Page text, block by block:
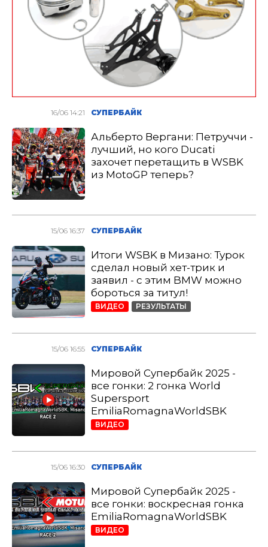
16/06 14:21 СУПЕРБАЙК
Альберто Вергани: Петруччи -
лучший, но кого Ducati
захочет перетащить в WSBK
из MotoGP теперь?
15/06 16:37 СУПЕРБАЙК
Итоги WSBK в Мизано: Турок
сделал новый хет-трик и
заявил - с этим BMW можно
бороться за титул!
ВИДЕО РЕЗУЛЬТАТЫ
15/06 16:55 СУПЕРБАЙК
Мировой Супербайк 2025 -
все гонки: 2 гонка World
Supersport
EmiliaRomagnaWorldSBK
ВИДЕО
15/06 16:30 СУПЕРБАЙК
Мировой Супербайк 2025 -
все гонки: воскресная гонка
EmiliaRomagnaWorldSBK
ВИДЕО